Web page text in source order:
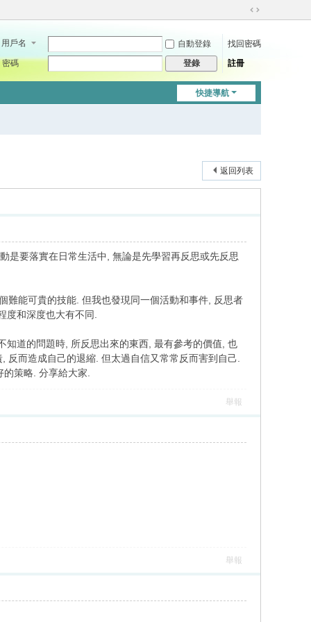
切
到
用戶名 自動登錄
找回密碼
密碼
登錄 註冊
快捷導航
返回列表
是要落實在日常生活中, 無論是先學習再反思或先反思
難能可貴的技能. 但我也發現同一個活動和事件, 反思者
和深度也大有不同.
道的問題時, 所反思出來的東西, 最有參考的價值, 也
而造成自己的退縮. 但太過自信又常常反而害到自己.
策略. 分享給大家.
舉報
舉報